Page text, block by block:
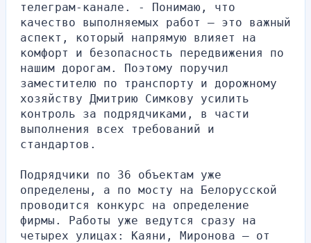
телеграм-канале. - Понимаю, что
качество выполняемых работ — это важный
аспект, который напрямую влияет на
комфорт и безопасность передвижения по
нашим дорогам. Поэтому поручил
заместителю по транспорту и дорожному
хозяйству Дмитрию Симкову усилить
контроль за подрядчиками, в части
выполнения всех требований и
стандартов.
Подрядчики по 36 объектам уже
определены, а по мосту на Белорусской
проводится конкурс на определение
фирмы. Работы уже ведутся сразу на
четырех улицах: Каяни, Миронова — от